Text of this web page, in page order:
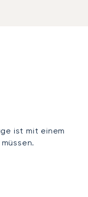
ist mit einem